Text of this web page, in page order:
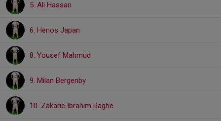
5. Ali Hassan
6. Henos Japan
8. Yousef Mahmud
9. Milan Bergenby
10. Zakarie Ibrahim Raghe